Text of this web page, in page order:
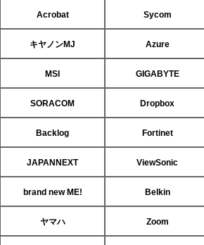
Acrobat Sycom
キヤノンMJ Azure
MSI GIGABYTE
SORACOM Dropbox
Backlog Fortinet
JAPANNEXT ViewSonic
brand new ME! Belkin
ヤマハ Zoom